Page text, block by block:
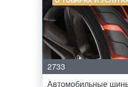
2733
Автомобильные